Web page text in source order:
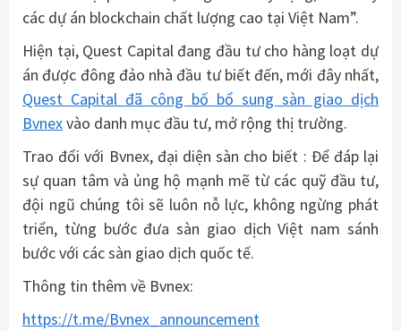
các dự án blockchain chất lượng cao tại Việt Nam”.
Hiện tại, Quest Capital đang đầu tư cho hàng loạt dự
án được đông đảo nhà đầu tư biết đến, mới đây nhất,
Quest Capital đã công bố bổ sung sàn giao dịch
Bvnexvào danh mục đầu tư, mở rộng thị trường.
Trao đổi với Bvnex, đại diện sàn cho biết : Để đáp lại
sự quan tâm và ủng hộ mạnh mẽ từ các quỹ đầu tư,
đội ngũ chúng tôi sẽ luôn nỗ lực, không ngừng phát
triển, từng bước đưa sàn giao dịch Việt nam sánh
bước với các sàn giao dịch quốc tế.
Thông tin thêm về Bvnex:
https://t.me/Bvnex_announcement